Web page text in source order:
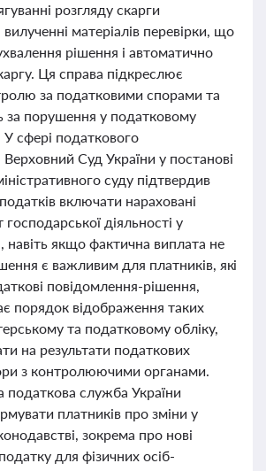
розгляду скарги
матеріалів перевірки, що
рішення і автоматично
Ця справа підкреслює
за податковими спорами та
за порушення у податковому
У сфері податкового
Верховний Суд України у постанові
суду підтвердив
включати нараховані
діяльності у
навіть якщо фактична виплата не
є важливим для платників, які
повідомлення-рішення,
порядок відображення таких
та податковому обліку,
на результати податкових
з контролюючими органами.
служба України
платників про зміни у
зокрема про нові
для фізичних осіб-